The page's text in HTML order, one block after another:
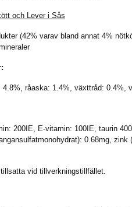
och Lever i Sås
(42% varav bland annat 4%
4.8%, råaska: 1.4%, växttråd: 0.4%,
200IE, E-vitamin: 100IE, taurin
0.68mg, zink
vid tillverkningstillfället.